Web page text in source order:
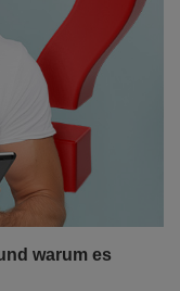
warum es
beliebter
Eigenschaften,
gelandet sind,